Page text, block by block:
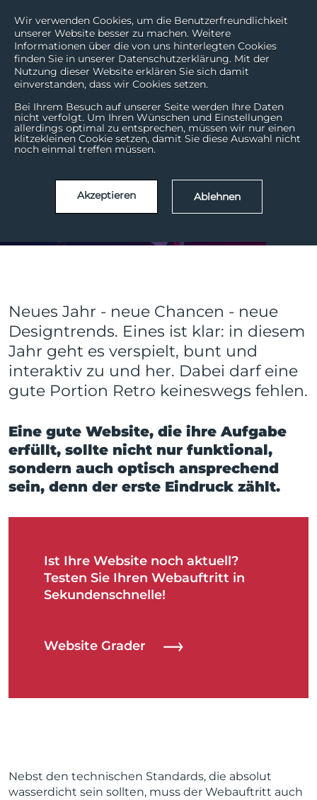
Wir verwenden Cookies, um die Benutzerfreundlichkeit
unserer Website besser zu machen. Weitere
Informationen über die von uns hinterlegten Cookies
finden Sie in unserer Datenschutzerklärung. Mit der
Nutzung dieser Website erklären Sie sich damit
einverstanden, dass wir Cookies setzen.
Bei Ihrem Besuch auf unserer Seite werden Ihre Daten
nicht verfolgt. Um Ihren Wünschen und Einstellungen
allerdings optimal zu entsprechen, müssen wir nur einen
klitzekleinen Cookie setzen, damit Sie diese Auswahl nicht
noch einmal treffen müssen.
Akzeptieren Ablehnen
Diese Design Trends
Neues Jahr - neue Chancen - neue
Designtrends. Eines ist klar: in diesem
Jahr geht es verspielt, bunt und
interaktiv zu und her. Dabei darf eine
gute Portion Retro keineswegs fehlen.
Eine gute Website, die ihre Aufgabe
erfüllt, sollte nicht nur funktional,
sondern auch optisch ansprechend
sein, denn der erste Eindruck zählt.
Ist Ihre Website noch aktuell?
Testen Sie Ihren Webauftritt in
Sekundenschnelle!
Website Grader
Nebst den technischen Standards, die absolut
wasserdicht sein sollten, muss der Webauftritt auch